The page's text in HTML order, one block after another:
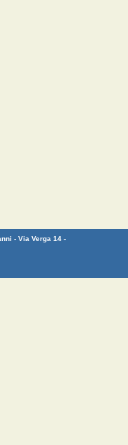
- Via Verga 14 -